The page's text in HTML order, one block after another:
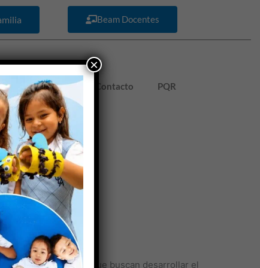
Beam Docentes
Pagos en línea Contacto PQR
1377 DE 2013
1377 de 2013, que buscan desarrollar el
×